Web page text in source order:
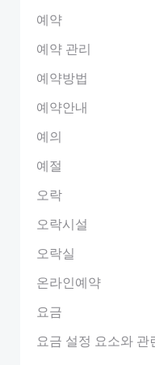
예약
예약 관리
예약방법
예약안내
예의
예절
오락
오락시설
오락실
온라인예약
요금
요금 설정 요소와 관